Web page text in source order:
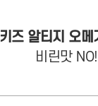
키즈 알티지 오
비린맛